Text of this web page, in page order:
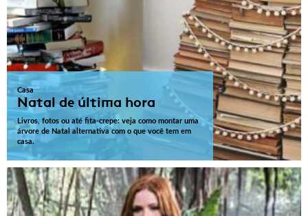
Casa
Natal de última hora
Livros, fotos ou até fita-crepe: veja como montar uma
árvore de Natal alternativa com o que você tem em
casa.